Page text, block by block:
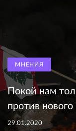
МНЕНИЯ
Покой нам
против
29.01.2020